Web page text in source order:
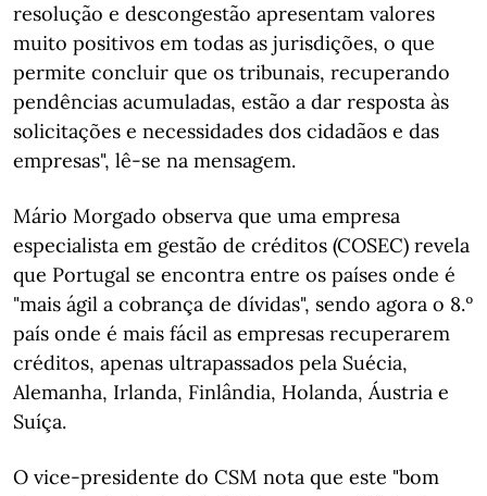
resolução e descongestão apresentam valores
muito positivos em todas as jurisdições, o que
permite concluir que os tribunais, recuperando
pendências acumuladas, estão a dar resposta às
solicitações e necessidades dos cidadãos e das
empresas", lê-se na mensagem.
Mário Morgado observa que uma empresa
especialista em gestão de créditos (COSEC) revela
que Portugal se encontra entre os países onde é
"mais ágil a cobrança de dívidas", sendo agora o 8.º
país onde é mais fácil as empresas recuperarem
créditos, apenas ultrapassados pela Suécia,
Alemanha, Irlanda, Finlândia, Holanda, Áustria e
Suíça.
O vice-presidente do CSM nota que este "bom